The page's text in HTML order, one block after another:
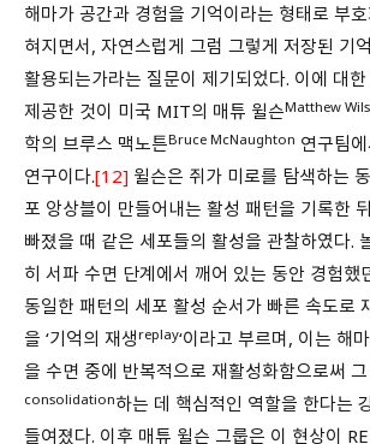
해마가 공간과 경험을 기억이라는 형태로 부
혀지면서, 자연스럽게 그럼 그렇게 저장된 기
활용되는가라는 질문이 제기되었다. 이에 대
제공한 것이 미국 MIT의 매튜 윌슨Matthew
학의 브루스 맥노튼Bruce McNaughton 연구팀
연구이다.[12] 윌슨은 쥐가 미로를 탐색하는
포 앙상블이 만들어내는 활성 패턴을 기록한
빠졌을 때 같은 세포들의 활성을 관찰하였다.
히 서파 수면 단계에서 깨어 있는 동안 경험했
동일한 패턴의 세포 활성 순서가 빠른 속도로
을 ‘기억의 재생replay‘이라고 부르며, 이는 해
을 수면 중에 반복적으로 재활성화함으로써
consolidation하는 데 핵심적인 역할을 한다는
들여졌다. 이후 매튜 윌슨 그룹은 이 현상이